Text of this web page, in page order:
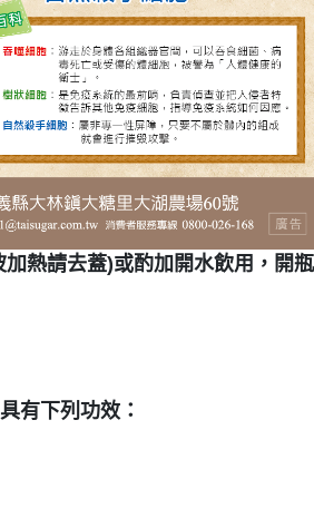
熱請去蓋)或酌加開水飲用，開
有下列功效：